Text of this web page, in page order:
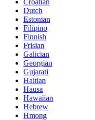
Croatian
Dutch
Estonian
Filipino
Finnish
Frisian
Galician
Georgian
Gujarati
Haitian
Hausa
Hawaiian
Hebrew
Hmong